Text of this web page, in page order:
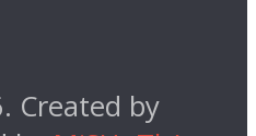
Created by